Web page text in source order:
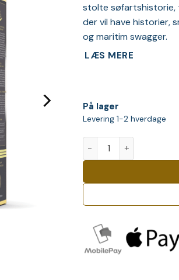
stolte søfartshistorie,
der vil have historier,
og maritim swagger.
LÆS MERE
På lager
Levering 1-2 hverdage
Old St. Croix Danish